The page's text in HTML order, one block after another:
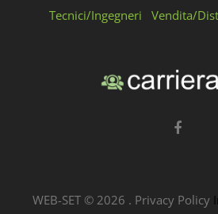
Tecnici/Ingegneri
Vendita/
WEB-SET © 2026 . Privacy Policy